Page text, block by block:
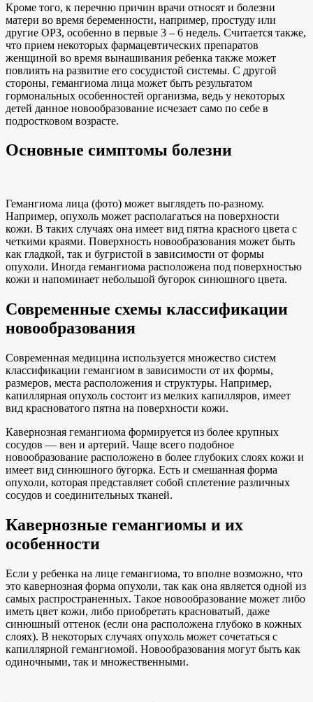
Кроме того, к перечню причин врачи относят и болезни
матери во время беременности, например, простуду или
другие ОРЗ, особенно в первые 3 – 6 недель. Считается также,
что прием некоторых фармацевтических препаратов
женщиной во время вынашивания ребенка также может
повлиять на развитие его сосудистой системы. С другой
стороны, гемангиома лица может быть результатом
гормональных особенностей организма, ведь у некоторых
детей данное новообразование исчезает само по себе в
подростковом возрасте.
Основные симптомы болезни
Гемангиома лица (фото) может выглядеть по-разному.
Например, опухоль может располагаться на поверхности
кожи. В таких случаях она имеет вид пятна красного цвета с
четкими краями. Поверхность новообразования может быть
как гладкой, так и бугристой в зависимости от формы
опухоли. Иногда гемангиома расположена под поверхностью
кожи и напоминает небольшой бугорок синюшного цвета.
Современные схемы классификации
новообразования
Современная медицина используется множество систем
классификации гемангиом в зависимости от их формы,
размеров, места расположения и структуры. Например,
капиллярная опухоль состоит из мелких капилляров, имеет
вид красноватого пятна на поверхности кожи.
Кавернозная гемангиома формируется из более крупных
сосудов — вен и артерий. Чаще всего подобное
новообразование расположено в более глубоких слоях кожи и
имеет вид синюшного бугорка. Есть и смешанная форма
опухоли, которая представляет собой сплетение различных
сосудов и соединительных тканей.
Кавернозные гемангиомы и их
особенности
Если у ребенка на лице гемангиома, то вполне возможно, что
это кавернозная форма опухоли, так как она является одной из
самых распространенных. Такое новообразование может либо
иметь цвет кожи, либо приобретать красноватый, даже
синюшный оттенок (если она расположена глубоко в кожных
слоях). В некоторых случаях опухоль может сочетаться с
капиллярной гемангиомой. Новообразования могут быть как
одиночными, так и множественными.